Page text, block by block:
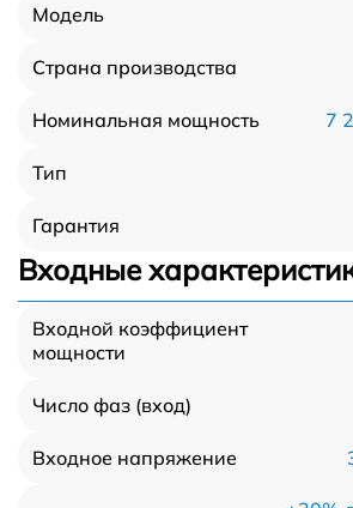
Модель
Страна производства
Номинальная мощность 7
Тип
Гарантия
Входные
Входной коэффициент
мощности
Число фаз (вход)
Входное напряжение